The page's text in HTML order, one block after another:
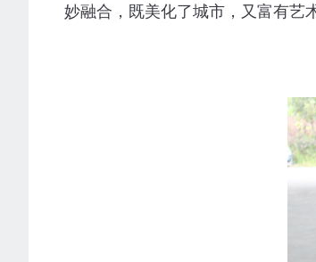
妙融合，既美化了城市，又富有艺